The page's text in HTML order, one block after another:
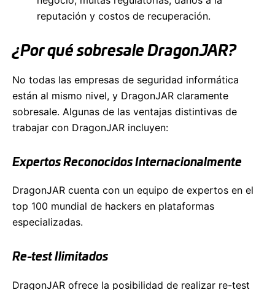
reputación y costos de recuperación.
¿Por qué sobresale DragonJAR?
No todas las empresas de seguridad informática
están al mismo nivel, y DragonJAR claramente
sobresale. Algunas de las ventajas distintivas de
trabajar con DragonJAR incluyen:
Expertos Reconocidos Internacionalmente
DragonJAR cuenta con un equipo de expertos en el
top 100 mundial de hackers en plataformas
especializadas.
Re-test Ilimitados
DragonJAR ofrece la posibilidad de realizar re-test